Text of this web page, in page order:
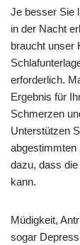
Je besser Sie
in der Nacht
braucht unser
erforderlich.
Ergebnis für
Schmerzen
Unterstützen
abgestimmten
dazu, dass
kann.
Müdigkeit,
sogar